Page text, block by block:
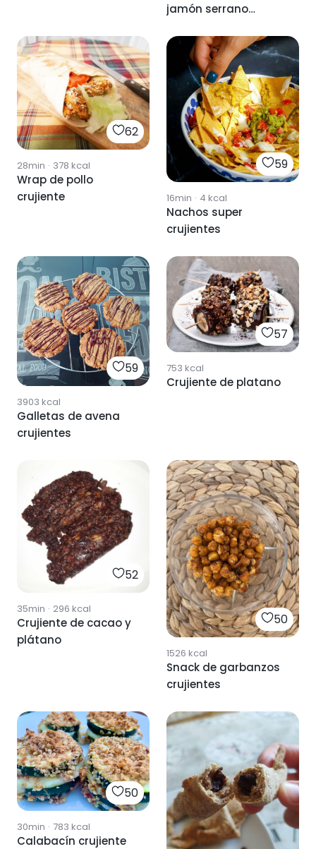
jamón serrano
62
28min · 378 kcal
Wrap de pollo
crujiente
59
16min · 4 kcal
Nachos super
crujientes
59
3903 kcal
Galletas de avena
crujientes
57
753 kcal
Crujiente de platano
52
35min · 296 kcal
Crujiente de cacao y
plátano
50
1526 kcal
Snack de garbanzos
crujientes
50
30min · 783 kcal
Calabacín crujiente